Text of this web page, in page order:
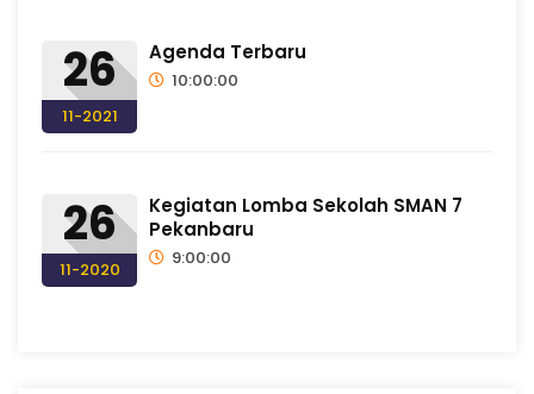
26
11-2021
Agenda Terbaru
10:00:00
26
11-2020
Kegiatan Lomba Sekolah SMAN 7
Pekanbaru
9:00:00